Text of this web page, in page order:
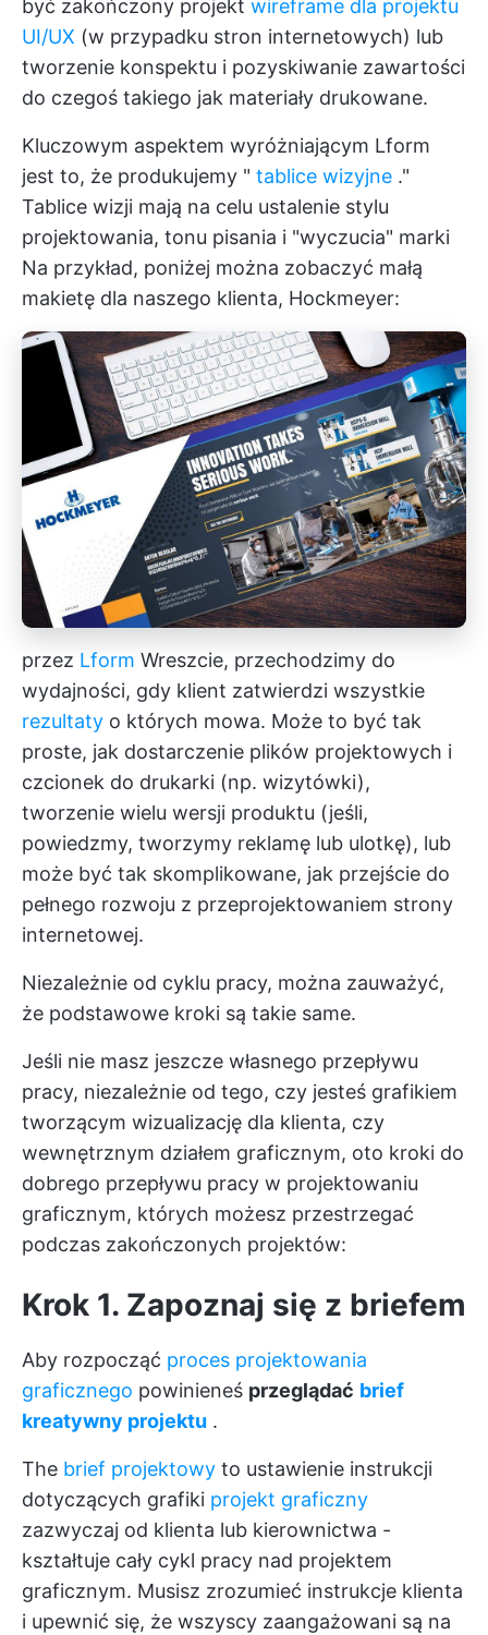
być zakończony projekt wireframe dla projektu
UI/UX (w przypadku stron internetowych) lub
tworzenie konspektu i pozyskiwanie zawartości
do czegoś takiego jak materiały drukowane.
Kluczowym aspektem wyróżniającym Lform
jest to, że produkujemy " tablice wizyjne ."
Tablice wizji mają na celu ustalenie stylu
projektowania, tonu pisania i "wyczucia" marki
Na przykład, poniżej można zobaczyć małą
makietę dla naszego klienta, Hockmeyer:
przez Lform Wreszcie, przechodzimy do
wydajności, gdy klient zatwierdzi wszystkie
rezultaty o których mowa. Może to być tak
proste, jak dostarczenie plików projektowych i
czcionek do drukarki (np. wizytówki),
tworzenie wielu wersji produktu (jeśli,
powiedzmy, tworzymy reklamę lub ulotkę), lub
może być tak skomplikowane, jak przejście do
pełnego rozwoju z przeprojektowaniem strony
internetowej.
Niezależnie od cyklu pracy, można zauważyć,
że podstawowe kroki są takie same.
Jeśli nie masz jeszcze własnego przepływu
pracy, niezależnie od tego, czy jesteś grafikiem
tworzącym wizualizację dla klienta, czy
wewnętrznym działem graficznym, oto kroki do
dobrego przepływu pracy w projektowaniu
graficznym, których możesz przestrzegać
podczas zakończonych projektów:
Krok 1. Zapoznaj się z briefem
Aby rozpocząć proces projektowania
graficznego powinieneś przeglądać brief
kreatywny projektu .
The brief projektowy to ustawienie instrukcji
dotyczących grafiki projekt graficzny
zazwyczaj od klienta lub kierownictwa -
kształtuje cały cykl pracy nad projektem
graficznym. Musisz zrozumieć instrukcje klienta
i upewnić się, że wszyscy zaangażowani są na